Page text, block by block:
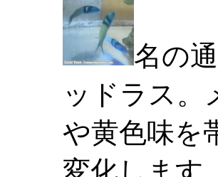
名の
ッドラス。
や黄色味を